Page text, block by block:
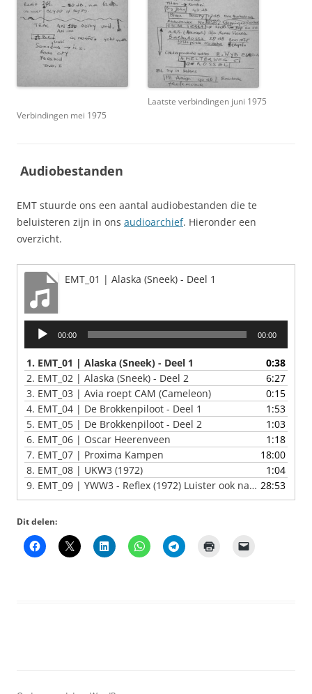
Verbindingen mei 1975
Laatste verbindingen juni 1975
Audiobestanden
EMT stuurde ons een aantal audiobestanden die te
beluisteren zijn in ons audioarchief. Hieronder een
overzicht.
EMT_01 | Alaska (Sneek) - Deel 1
Audiospeler
00:00 00:00
1. EMT_01 | Alaska (Sneek) - Deel 1
0:38
2. EMT_02 | Alaska (Sneek) - Deel 2
6:27
3. EMT_03 | Avia roept CAM (Cameleon)
0:15
4. EMT_04 | De Brokkenpiloot - Deel 1
1:53
5. EMT_05 | De Brokkenpiloot - Deel 2
1:03
6. EMT_06 | Oscar Heerenveen
1:18
7. EMT_07 | Proxima Kampen
18:00
8. EMT_08 | UKW3 (1972)
1:04
9. EMT_09 | YWW3 - Reflex (1972) Luister ook naar [16-05-01,17-01-01,17-02-01] 28:53
Dit delen: